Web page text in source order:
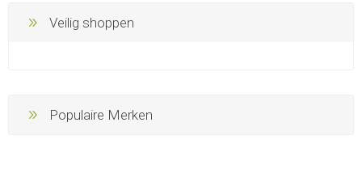
Veilig shoppen
Populaire Merken